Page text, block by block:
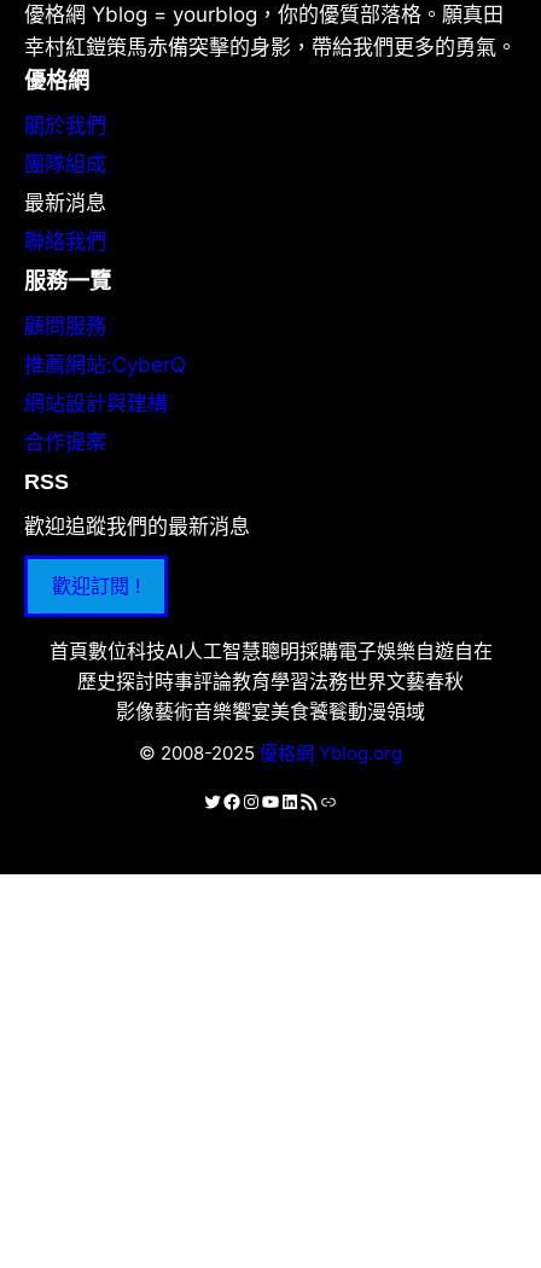
優格網 Yblog = yourblog，你的優質部落格。願真田
幸村紅鎧策馬赤備突擊的身影，帶給我們更多的勇氣。
優格網
關於我們
團隊組成
最新消息
聯絡我們
服務一覽
顧問服務
推薦網站:CyberQ
網站設計與建構
合作提案
RSS
歡迎追蹤我們的最新消息
歡迎訂閱 !
首頁數位科技AI人工智慧聰明採購電子娛樂自遊自在
歷史探討時事評論教育學習法務世界文藝春秋
影像藝術音樂饗宴美食饕餮動漫領域
© 2008-2025 優格網 Yblog.org
X Facebook
Instagram
YouTube
LinkedIn
RSS 資訊提供連結